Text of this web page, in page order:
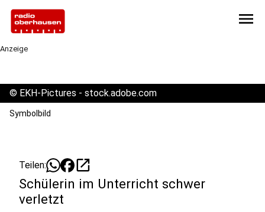
menu
Anzeige
© EKH-Pictures - stock.adobe.com
Symbolbild
Teilen: open_in_new
Schülerin im Unterricht schwer
verletzt